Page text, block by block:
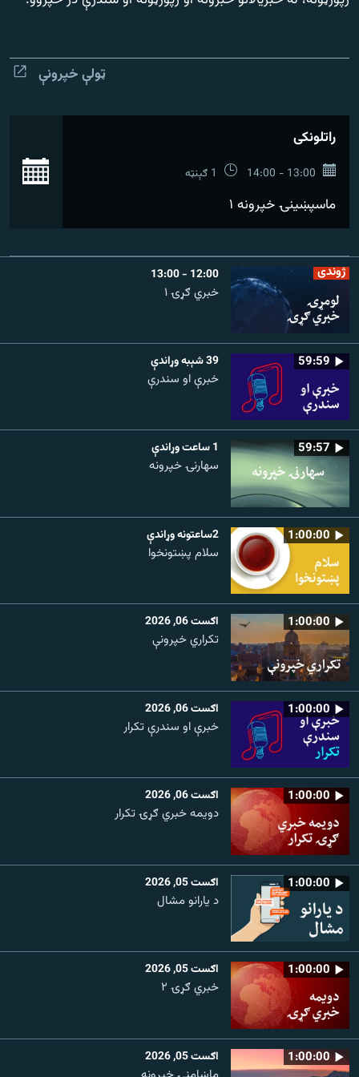
۱۴ ساعته راډیويي خپرونې
Gandhara
د ازادې اروپا راډیو ټولې ووبپاڼې
ټولې خپرونې
راتلونکی
13:00 - 14:00 1 ګېنټه
ماسپښينۍ خپرونه ۱
ژوندی 12:00 - 13:00
خبري ګړۍ ۱
59:59 39 شېبه وړاندې
خبرې او سندرې
59:57 1 ساعت وړاندې
سهارنۍ خپرونه
1:00:00 2ساعتونه وړاندې
سلام پښتونخوا
1:00:00 اګست 06, 2026
تکراري خپرونې
1:00:00 اګست 06, 2026
خبرې او سندرې تکرار
1:00:00 اګست 06, 2026
دویمه خبري ګړۍ تکرار
1:00:00 اګست 05, 2026
د یارانو مشال
1:00:00 اګست 05, 2026
خبري ګړۍ ۲
1:00:00 اګست 05, 2026